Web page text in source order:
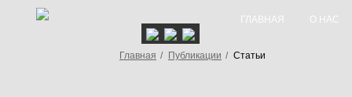
ГЛАВНАЯ О НАС
Главная / Публикации / Статьи